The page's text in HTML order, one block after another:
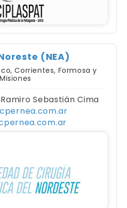
(NEA)
Corrientes, Formosa y
Misiones
Sebastián Cima